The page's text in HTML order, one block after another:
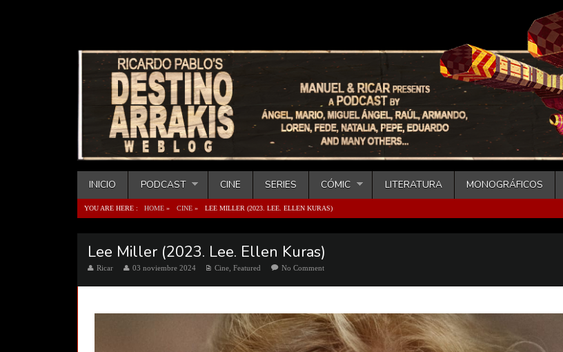
INICIO PODCAST CINE SERIES CÓMIC LITERATURA MONOGRÁFICOS
YOU ARE HERE : HOME » CINE» LEE MILLER (2023. LEE. ELLEN KURAS)
Lee Miller (2023. Lee. Ellen Kuras)
Ricar 03 noviembre 2024 Cine ,Featured No Comment